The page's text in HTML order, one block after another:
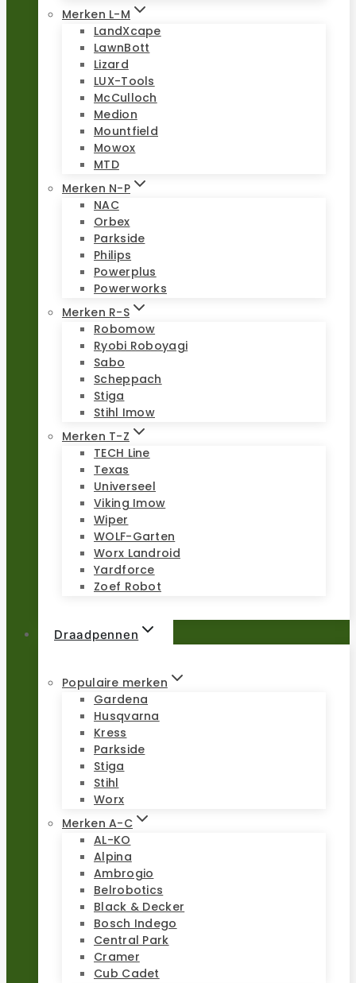
Merken L-M
LandXcape
LawnBott
Lizard
LUX-Tools
McCulloch
Medion
Mountfield
Mowox
MTD
Merken N-P
NAC
Orbex
Parkside
Philips
Powerplus
Powerworks
Merken R-S
Robomow
Ryobi Roboyagi
Sabo
Scheppach
Stiga
Stihl Imow
Merken T-Z
TECH Line
Texas
Universeel
Viking Imow
Wiper
WOLF-Garten
Worx Landroid
Yardforce
Zoef Robot
Draadpennen
Populaire merken
Gardena
Husqvarna
Kress
Parkside
Stiga
Stihl
Worx
Merken A-C
AL-KO
Alpina
Ambrogio
Belrobotics
Black & Decker
Bosch Indego
Central Park
Cramer
Cub Cadet